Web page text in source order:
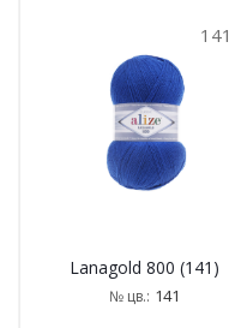
141
Lanagold 800 (141)
№ цв.: 141